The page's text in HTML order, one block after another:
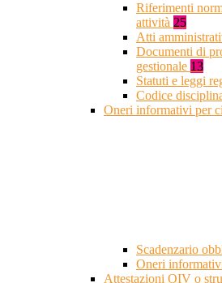
Riferimenti
attività 25
Atti
Documenti di
gestionale 13
Statuti e leggi
Codice
Oneri informativi per
Scadenzario
Oneri
Attestazioni OIV o